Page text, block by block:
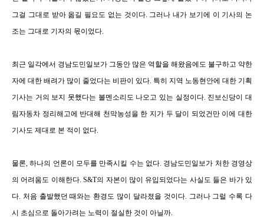
그걸 그대로 받아 옮길 필요도 없는 것이다. 그러나 내가 보기에 이 기사의 논
조는 그대로 기자의 몫이었다.
최근 일각에서 경남도민일보가 그동안 많은 역할을 해왔음에도 불구하고 약한
자에 대한 배려가 많이 줄었다는 비판이 있다. 특히 지역 노동현안에 대한 기획
기사는 거의 보지 못했다는 볼멘소리도 나오고 있는 실정이다. 진보신당이 대
림자동차 정리해고에 반대해 천막농성을 한 지가 두 달이 되었건만 이에 대한
기사도 제대로 본 적이 없다.
물론, 하나의 언론이 모두를 만족시킬 수는 없다. 경남도민일보가 처한 경영상
의 어려움도 이해한다. S&T의 자본이 많이 유입되었다는 사실도 들은 바가 있
다. 처음 출발했던 때와는 환경도 많이 달라졌을 것이다. 그러나 그럴 수록 다
시 초심으로 돌아가려는 노력이 절실한 것이 아닐까.